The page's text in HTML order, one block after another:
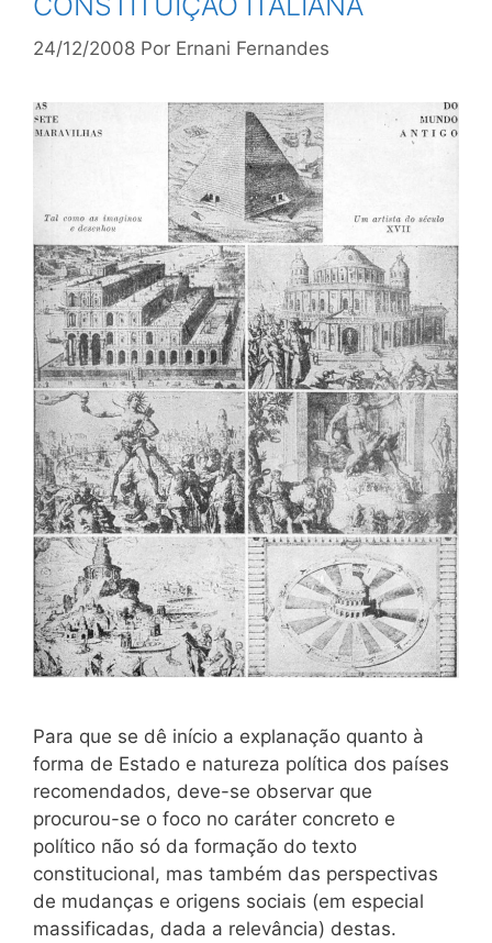
24/12/2008 Por Ernani Fernandes
Para que se dê início a explanação quanto à
forma de Estado e natureza política dos países
recomendados, deve-se observar que
procurou-se o foco no caráter concreto e
político não só da formação do texto
constitucional, mas também das perspectivas
de mudanças e origens sociais (em especial
massificadas, dada a relevância) destas.